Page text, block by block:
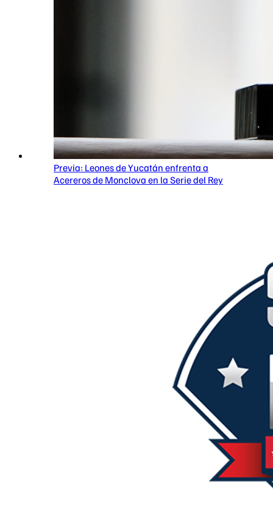
Previa: Leones de Yucatán enfrenta a
Acereros de Monclova en la Serie del Rey